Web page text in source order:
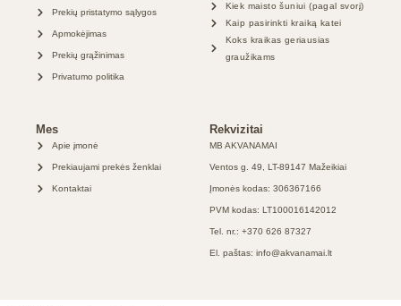
Prekių pristatymo sąlygos
Apmokėjimas
Prekių grąžinimas
Privatumo politika
Kiek maisto šuniui (pagal svorį)
Kaip pasirinkti kraiką katei
Koks kraikas geriausias
graužikams
Mes
Apie įmonė
Prekiaujami prekės ženklai
Kontaktai
Rekvizitai
MB AKVANAMAI
Ventos g. 49, LT-89147 Mažeikiai
Įmonės kodas: 306367166
PVM kodas: LT100016142012
Tel. nr.: +370 626 87327
El. paštas: info@akvanamai.lt